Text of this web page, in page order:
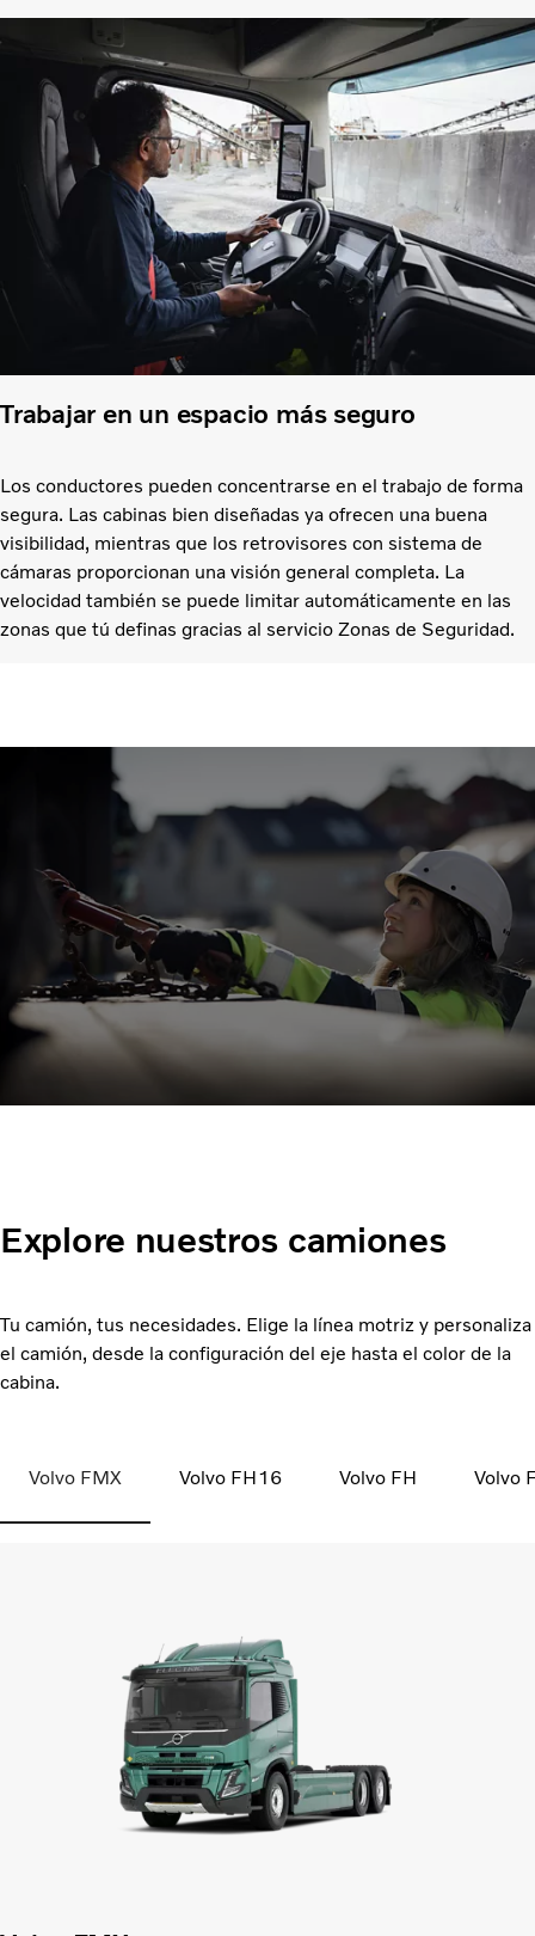
Trabajar en un espacio más seguro
Los conductores pueden concentrarse en el trabajo de forma
segura. Las cabinas bien diseñadas ya ofrecen una buena
visibilidad, mientras que los retrovisores con sistema de
cámaras proporcionan una visión general completa. La
velocidad también se puede limitar automáticamente en las
zonas que tú definas gracias al servicio Zonas de Seguridad.
Explore nuestros camiones
Tu camión, tus necesidades. Elige la línea motriz y personaliza
el camión, desde la configuración del eje hasta el color de la
cabina.
Volvo FMX Volvo FH16 Volvo FH Volvo